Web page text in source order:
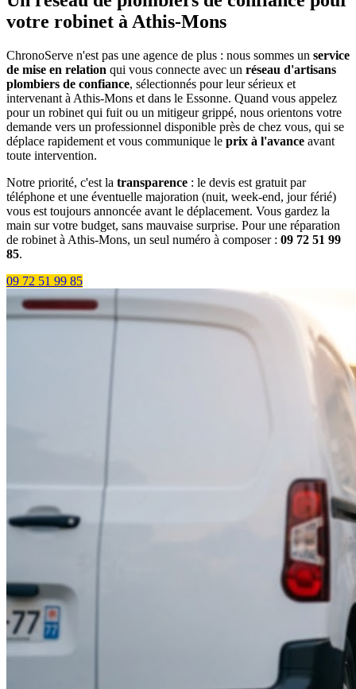
votre robinet à Athis-Mons
ChronoServe n'est pas une agence de plus : nous sommes un service
de mise en relation qui vous connecte avec un réseau d'artisans
plombiers de confiance, sélectionnés pour leur sérieux et
intervenant à Athis-Mons et dans le Essonne. Quand vous appelez
pour un robinet qui fuit ou un mitigeur grippé, nous orientons votre
demande vers un professionnel disponible près de chez vous, qui se
déplace rapidement et vous communique le prix à l'avance avant
toute intervention.
Notre priorité, c'est la transparence : le devis est gratuit par
téléphone et une éventuelle majoration (nuit, week-end, jour férié)
vous est toujours annoncée avant le déplacement. Vous gardez la
main sur votre budget, sans mauvaise surprise. Pour une réparation
de robinet à Athis-Mons, un seul numéro à composer : 09 72 51 99
85.
09 72 51 99 85